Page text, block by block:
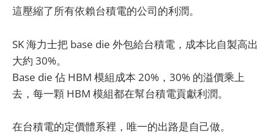
這壓縮了所有依賴台積電的公司的利潤。
SK 海力士把 base die 外包給台積電，成本比自製高出
大約 30%。
Base die 佔 HBM 模組成本 20%，30% 的溢價乘上
去，每一顆 HBM 模組都在幫台積電貢獻利潤。
在台積電的定價體系裡，唯一的出路是自己做。